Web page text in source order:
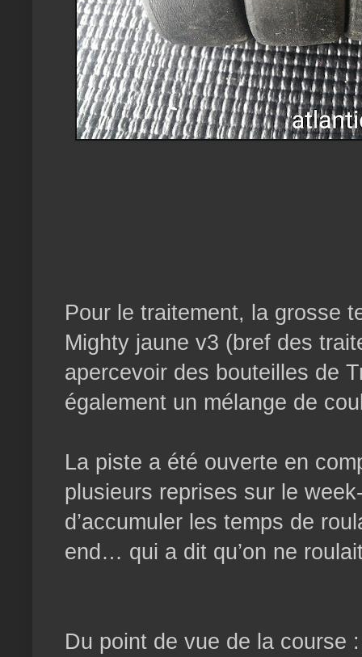
Pour le traitement, la grosse
Mighty jaune v3 (bref des
apercevoir des bouteilles de
également un mélange de
La piste a été ouverte en
plusieurs reprises sur le
d’accumuler les temps de
end… qui a dit qu’on ne
Du point de vue de la course